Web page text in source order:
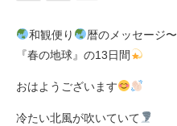
和観便り
暦のメッセージ〜
『春の地球』の13日間
おはようございます
冷たい北風が吹いていて